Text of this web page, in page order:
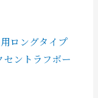
ロングタイプ
ントラフボー